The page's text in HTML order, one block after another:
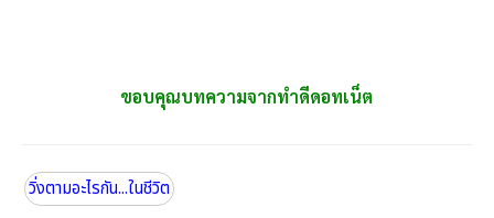
ขอบคุณบทความจากทำดีดอทเน็ต
วิ่งตามอะไรกัน...ในชีวิต